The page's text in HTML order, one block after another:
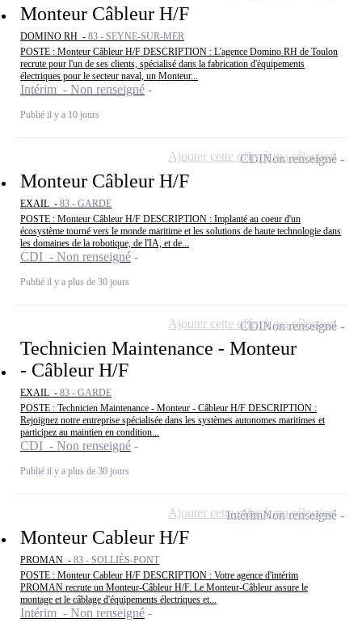
Monteur Câbleur H/F
DOMINO RH - 83 - SEYNE-SUR-MER
POSTE : Monteur Câbleur H/F DESCRIPTION : L'agence Domino RH de Toulon
recrute pour l'un de ses clients, spécialisé dans la fabrication d'équipements
électriques pour le secteur naval, un Monteur...
Intérim - Non renseigné
Publié il y a 10 jours
Monteur Câbleur H/F
EXAIL - 83 - GARDE
POSTE : Monteur Câbleur H/F DESCRIPTION : Implanté au coeur d'un
écosystème tourné vers le monde maritime et les solutions de haute technologie dans
les domaines de la robotique, de l'IA, et de...
CDI - Non renseigné
Publié il y a plus de 30 jours
CDINon renseigné
Ajouter cette offre à ma sélection
Technicien Maintenance - Monteur
- Câbleur H/F
EXAIL - 83 - GARDE
POSTE : Technicien Maintenance - Monteur - Câbleur H/F DESCRIPTION :
Rejoignez notre entreprise spécialisée dans les systèmes autonomes maritimes et
participez au maintien en condition...
CDI - Non renseigné
Publié il y a plus de 30 jours
CDINon renseigné
Ajouter cette offre à ma sélection
Monteur Cableur H/F
PROMAN - 83 - SOLLIÈS-PONT
POSTE : Monteur Cableur H/F DESCRIPTION : Votre agence d'intérim
PROMAN recrute un Monteur-Câbleur H/F. Le Monteur-Câbleur assure le
montage et le câblage d'équipements électriques et...
Intérim - Non renseigné
IntérimNon renseigné
Ajouter cette offre à ma sélection